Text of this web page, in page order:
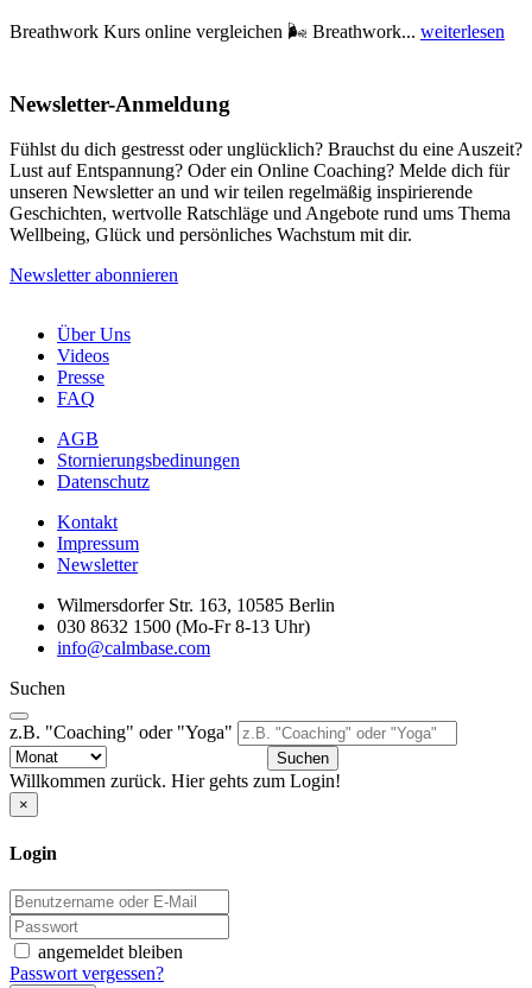
Breathwork Kurs online vergleichen 🌬️ Breathwork... weiterlesen
Newsletter-Anmeldung
Fühlst du dich gestresst oder unglücklich? Brauchst du eine Auszeit?
Lust auf Entspannung? Oder ein Online Coaching? Melde dich für
unseren Newsletter an und wir teilen regelmäßig inspirierende
Geschichten, wertvolle Ratschläge und Angebote rund ums Thema
Wellbeing, Glück und persönliches Wachstum mit dir.
Newsletter abonnieren
Über Uns
Videos
Presse
FAQ
AGB
Stornierungsbedinungen
Datenschutz
Kontakt
Impressum
Newsletter
Wilmersdorfer Str. 163, 10585 Berlin
030 8632 1500 (Mo-Fr 8-13 Uhr)
info@calmbase.com
Suchen
z.B. "Coaching" oder "Yoga"
Suchen
Willkommen zurück. Hier gehts zum Login!
×
Login
angemeldet bleiben
Passwort vergessen?